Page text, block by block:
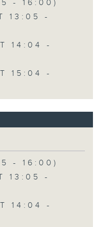
- 16:00)
13:05 -
14:04 -
15:04 -
- 16:00)
13:05 -
14:04 -